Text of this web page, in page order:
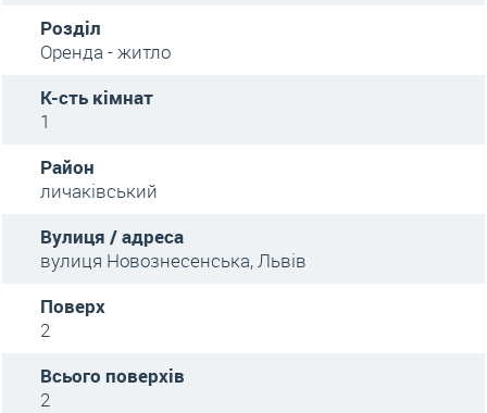
Розділ
Оренда - житло
К-сть кімнат
1
Район
личаківський
Вулиця / адреса
вулиця Новознесенська, Львів
Поверх
2
Всього поверхів
2